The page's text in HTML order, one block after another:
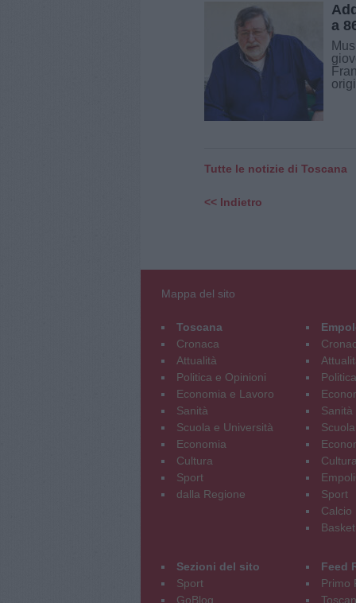
a
Tutte le notizie di Toscana
<< Indietro
Mappa del sito
Toscana
Cronaca
Attualità
Politica e Opinioni
Economia e Lavoro
Sanità
Scuola e Università
Economia
Cultura
Sport
dalla Regione
Sanità
Cultura
Sport
Calcio
Basket
Sezioni del sito
Sport
GoBlog
Feed
Primo